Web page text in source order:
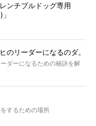
ンチブルドッグ専用
のリーダーになるのダ。
ダーになるための秘訣を解
するための場所